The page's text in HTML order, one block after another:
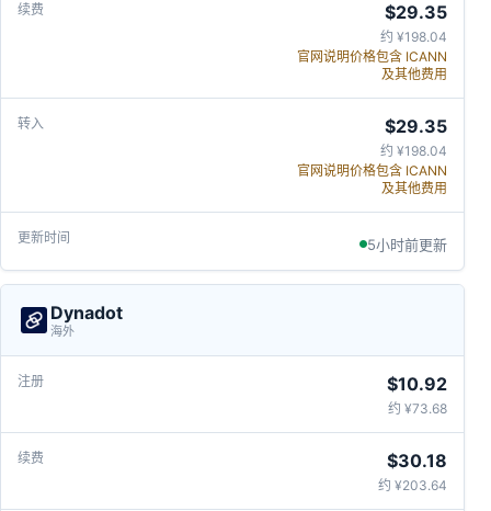
$29.35
约 ¥198.04
官网说明价格包含 ICANN
及其他费用
$29.35
约 ¥198.04
官网说明价格包含 ICANN
及其他费用
5小时前更新
Dynadot
海外
$10.92
约 ¥73.68
$30.18
约 ¥203.64